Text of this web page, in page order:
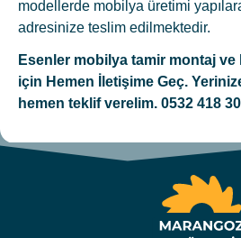
modellerde mobilya üretimi
adresinize teslim edilmektedir.
Esenler mobilya tamir montaj
için Hemen İletişime Geç.
hemen teklif verelim. 0532 418